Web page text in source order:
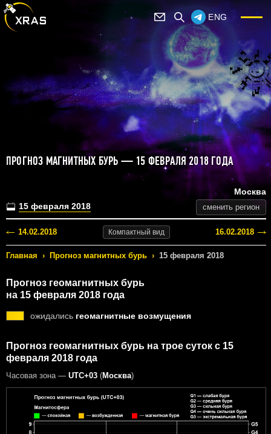
ENG
ПРОГНОЗ МАГНИТНЫХ БУРЬ — 15 ФЕВРАЛЯ 2018 ГОДА
15 февраля 2018
Москва
сменить регион
14.02.2018 Компактный вид 16.02.2018
Главная › Прогноз магнитных бурь › 15 февраля 2018
Прогноз геомагнитных бурь
на 15 февраля 2018 года
ожидались геомагнитные возмущения
Прогноз геомагнитных бурь на трое суток с 15
февраля 2018 года
Часовая зона — UTC+03 (Москва)